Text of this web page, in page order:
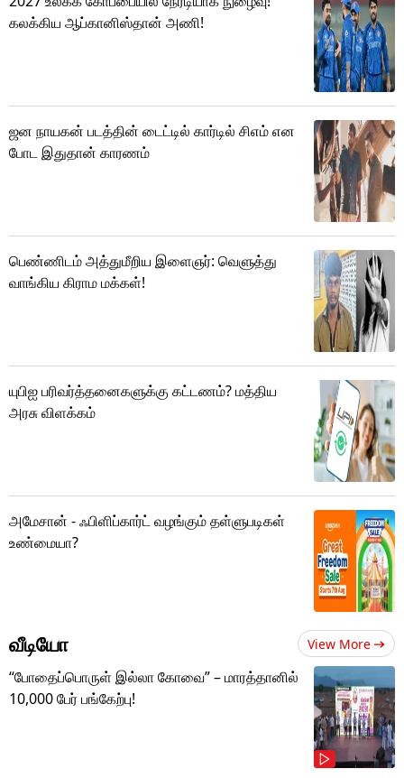
கலக்கிய ஆப்கானிஸ்தான் அணி!
ஜன நாயகன் படத்தின் டைட்டில் கார்டில் சிஎம் என
போட இதுதான் காரணம்
பெண்ணிடம் அத்துமீறிய இளைஞர்: வெளுத்து
வாங்கிய கிராம மக்கள்!
யுபிஐ பரிவர்த்தனைகளுக்கு கட்டணம்? மத்திய
அரசு விளக்கம்
அமேசான் - ஃபிளிப்கார்ட் வழங்கும் தள்ளுபடிகள்
உண்மையா?
வீடியோ View More
“போதைப்பொருள் இல்லா கோவை” – மாரத்தானில்
10,000 பேர் பங்கேற்பு!